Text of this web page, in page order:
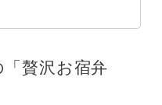
贅沢お宿弁